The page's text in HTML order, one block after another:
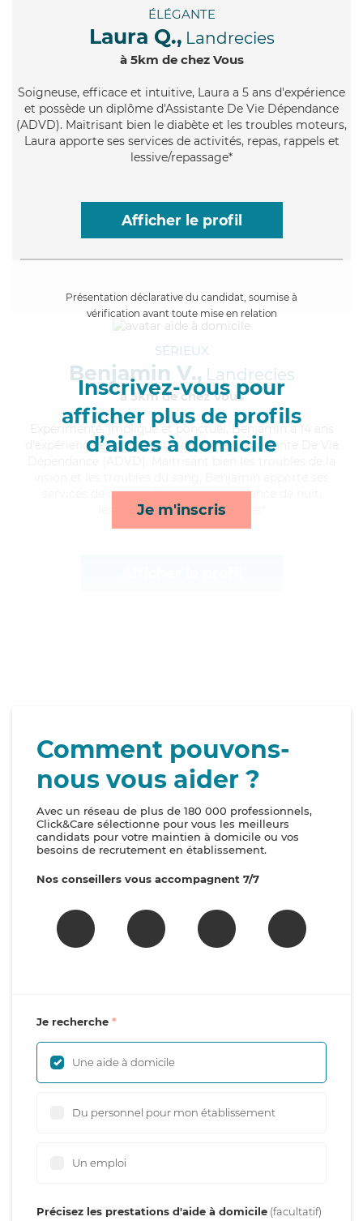
ÉLÉGANTE
Laura Q., Landrecies
à 5km de chez Vous
Soigneuse, efficace et intuitive, Laura a 5 ans d'expérience
et possède un diplôme d'Assistante De Vie Dépendance
(ADVD). Maitrisant bien le diabète et les troubles moteurs,
Laura apporte ses services de activités, repas, rappels et
lessive/repassage*
Afficher le profil
Présentation déclarative du candidat, soumise à
vérification avant toute mise en relation
Inscrivez-vous pour
afficher plus de profils
d’aides à domicile
Je m'inscris
SÉRIEUX
Benjamin V., Landrecies
à 5km de chez Vous
, impliqué et ponctuel, Benjamin a 14 ans
d'expérience et possède un diplôme d'Assistante De Vie
services de courses/livraison, surveillance de nuit,
lessive/repassage et activités*
Comment pouvons-
nous vous aider ?
Avec un réseau de plus de 180 000 professionnels,
Click&Care sélectionne pour vous les meilleurs
candidats pour votre maintien à domicile ou vos
besoins de recrutement en établissement.
Nos conseillers vous accompagnent 7/7
Je recherche
Une aide à domicile
Du personnel pour mon établissement
Un emploi
Précisez les prestations d'aide à domicile